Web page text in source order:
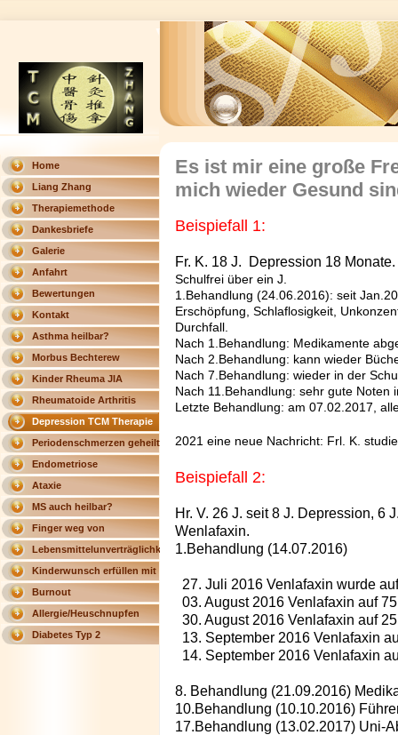
Home
Liang Zhang
Therapiemethode
Dankesbriefe
Galerie
Anfahrt
Bewertungen
Kontakt
Asthma heilbar?
Morbus Bechterew
heilbar?
Kinder Rheuma JIA
Rheumatoide Arthritis
Depression TCM Therapie
Periodenschmerzen geheilt
Endometriose
Ataxie
MS auch heilbar?
Finger weg von
Magnesium
Lebensmittelunverträglichkeit
Kinderwunsch erfüllen mit
Triple Therapie
Burnout
Allergie/Heuschnupfen
Diabetes Typ 2
Es ist mir eine große
mich wieder Gesund
Beispiefall 1:
Fr. K. 18 J. Depression 18
Schulfrei über ein J.
1.Behandlung (24.06.2016): seit
Erschöpfung, Schlaflosigkeit,
Durchfall.
Nach 1.Behandlung: Medikamente
Nach 2.Behandlung: kann wieder
Nach 7.Behandlung: wieder in der
Nach 11.Behandlung: sehr gute Noten
Letzte Behandlung: am 07.02.2017,
2021 eine neue Nachricht: Frl. K.
Beispiefall 2:
Hr. V. 26 J. seit 8 J. Depression, 6
Wenlafaxin.
1.Behandlung (14.07.2016)
27. Juli 2016 Venlafaxin wurde
03. August 2016 Venlafaxin auf
30. August 2016 Venlafaxin auf
13. September 2016 Venlafaxin
14. September 2016 Venlafaxin
8. Behandlung (21.09.2016)
10.Behandlung (10.10.2016)
17.Behandlung (13.02.2017) Uni-